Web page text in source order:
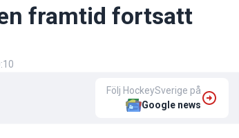
framtid fortsatt
Följ HockeySverige på
Google news